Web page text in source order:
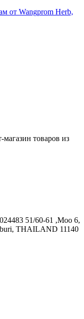
от Wangprom Herb,
товаров из
51/60-61 ,Moo 6,
THAILAND 11140